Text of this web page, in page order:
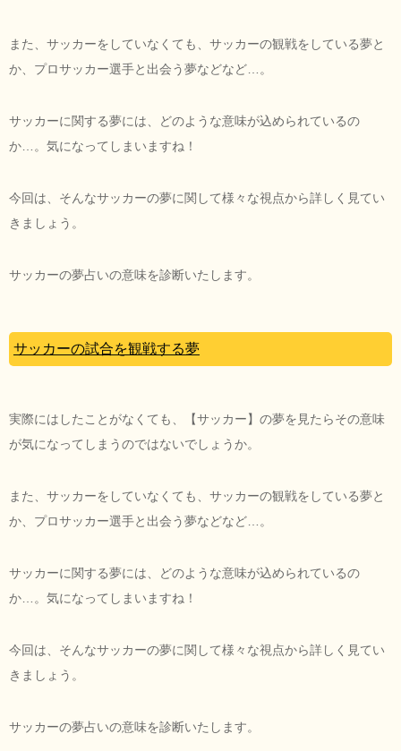
また、サッカーをしていなくても、サッカーの観戦をしている夢と
か、プロサッカー選手と出会う夢などなど…。
サッカーに関する夢には、どのような意味が込められているの
か…。気になってしまいますね！
今回は、そんなサッカーの夢に関して様々な視点から詳しく見てい
きましょう。
サッカーの夢占いの意味を診断いたします。
サッカーの試合を観戦する夢
実際にはしたことがなくても、【サッカー】の夢を見たらその意味
が気になってしまうのではないでしょうか。
また、サッカーをしていなくても、サッカーの観戦をしている夢と
か、プロサッカー選手と出会う夢などなど…。
サッカーに関する夢には、どのような意味が込められているの
か…。気になってしまいますね！
今回は、そんなサッカーの夢に関して様々な視点から詳しく見てい
きましょう。
サッカーの夢占いの意味を診断いたします。